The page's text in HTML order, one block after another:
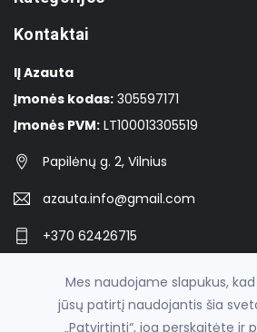
Kontaktai
IĮ Azauta
Įmonės kodas: 305597171
Įmonės PVM: LT100013305519
Papilėnų g. 2, Vilnius
azauta.info@gmail.com
+370 62426715
Mes naudojame slapukus,
jūsų patirtį naudojantis šia
„Patvirtinti“, jog perskaitėte ir